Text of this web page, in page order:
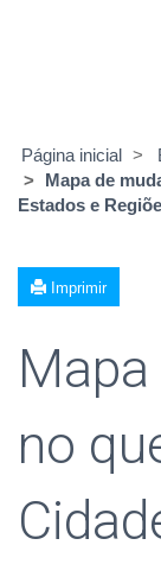
Página inicial
Mapa de
Estados e
Imprimir
no